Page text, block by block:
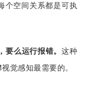
个空间关系都是可执
要么运行报错。 这种
觉感知最需要的。